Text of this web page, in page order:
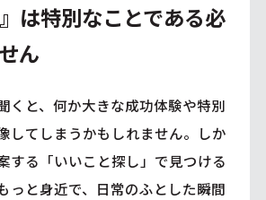
は特別なことである必
ん
くと、何か大きな成功体験や特別
してしまうかもしれません。しか
する「いいこと探し」で見つける
っと身近で、日常のふとした瞬間